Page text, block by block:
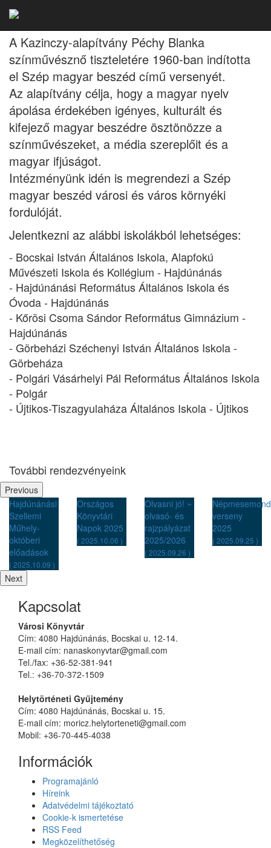
Szép magyar beszéd 2024
A Kazinczy-alapítvány Péchy Blanka
színművésznő tiszteletére 1960-ban indította
el Szép magyar beszéd című versenyét.
Az alapítvány célja, hogy a magyar nyelv
ápolása érdekében igényes, kulturált és
kifejező magyar beszédre ösztönözze a
színművészeket, a média szereplőit és a
magyar ifjúságot.
Intézményünk idén is megrendezi a Szép
magyar beszéd városi és város környéki
fordulóját.
Jelentkezni az alábbi iskolákból lehetséges:
- Bocskai István Általános Iskola, Alapfokú
Művészeti Iskola és Kollégium - Hajdúnánás
- Hajdúnánási Református Általános Iskola és
Óvoda - Hajdúnánás
- Kőrösi Csoma Sándor Református Gimnázium -
Hajdúnánás
- Görbeházi Széchenyi István Általános Iskola -
Görbeháza
- Polgári Vásárhelyi Pál Református Általános Iskola
- Polgár
- Újtikos-Tiszagyulaháza Általános Iskola - Újtikos
További rendezvényeink
Previous
Országos
Könyvtári
Napok 2025
( 2025.10.06 )
Olvasni jó! ~
olvasó- és
rajzpályázat
2025/2026
Népmesemondó
verseny
2025
( 2025.09.25 )
kertek
(
Next
Kapcsolat
Városi Könyvtár
Cím: 4080 Hajdúnánás, Bocskai u. 12-14.
E-mail cím: nanaskonyvtar@gmail.com
Tel./fax: +36-52-381-941
Tel.: +36-70-372-1509
Helytörténeti Gyűjtemény
Cím: 4080 Hajdúnánás, Bocskai u. 15.
E-mail cím: moricz.helytorteneti@gmail.com
Mobil: +36-70-445-4038
Információk
Programajánló
Híreink
Adatvédelmi tájékoztató
Cookie-k ismertetése
RSS Feed
Megközelíthetőség